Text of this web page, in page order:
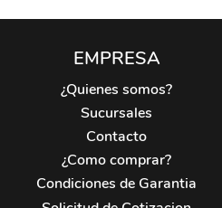
EMPRESA
¿Quienes somos?
Sucursales
Contacto
¿Como comprar?
Condiciones de Garantia